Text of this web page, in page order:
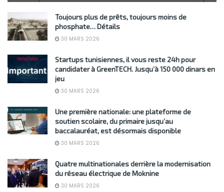
Toujours plus de prêts, toujours moins de
phosphate… Détails
30 MARS 2026
Startups tunisiennes, il vous reste 24h pour
candidater à GreenTECH. Jusqu’à 150 000 dinars en
jeu
30 MARS 2026
Une première nationale: une plateforme de
soutien scolaire, du primaire jusqu’au
baccalauréat, est désormais disponible
30 MARS 2026
Quatre multinationales derrière la modernisation
du réseau électrique de Moknine
30 MARS 2026